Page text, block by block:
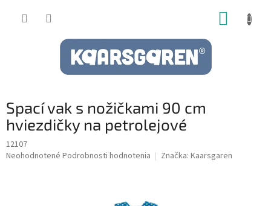
Spací vak s nožičkami 90 cm
hviezdičky na petrolejové
12107
Priemerné
Neohodnotené Podrobnosti hodnotenia Značka: Kaarsgaren